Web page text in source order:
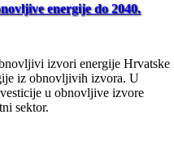
energije do 2040.
izvori energije Hrvatske
iz obnovljivih izvora. U
u obnovljive izvore
sektor.